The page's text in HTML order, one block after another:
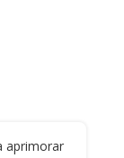
aprimorar